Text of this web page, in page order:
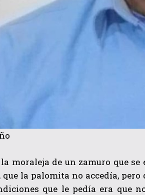
la moraleja de un zamuro que
que la palomita no accedía,
que le pedía era que